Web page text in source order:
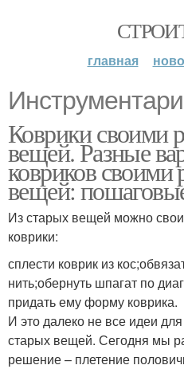
главная
Коврики своими
вещей. Разные
ковриков своими
вещей:
Из старых вещей можно
коврики:
сплести коврик из
нить;обернуть шпагат по
придать ему форму коврика.
И это далеко не все идеи
старых вещей. Сегодня мы
решение – плетение